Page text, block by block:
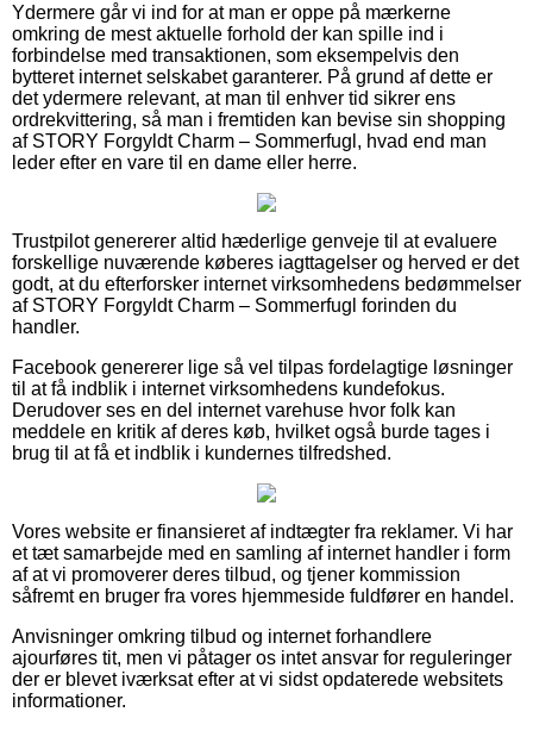
Ydermere går vi ind for at man er oppe på mærkerne
omkring de mest aktuelle forhold der kan spille ind i
forbindelse med transaktionen, som eksempelvis den
bytteret internet selskabet garanterer. På grund af dette er
det ydermere relevant, at man til enhver tid sikrer ens
ordrekvittering, så man i fremtiden kan bevise sin shopping
af STORY Forgyldt Charm – Sommerfugl, hvad end man
leder efter en vare til en dame eller herre.
Trustpilot genererer altid hæderlige genveje til at evaluere
forskellige nuværende køberes iagttagelser og herved er det
godt, at du efterforsker internet virksomhedens bedømmelser
af STORY Forgyldt Charm – Sommerfugl forinden du
handler.
Facebook genererer lige så vel tilpas fordelagtige løsninger
til at få indblik i internet virksomhedens kundefokus.
Derudover ses en del internet varehuse hvor folk kan
meddele en kritik af deres køb, hvilket også burde tages i
brug til at få et indblik i kundernes tilfredshed.
Vores website er finansieret af indtægter fra reklamer. Vi har
et tæt samarbejde med en samling af internet handler i form
af at vi promoverer deres tilbud, og tjener kommission
såfremt en bruger fra vores hjemmeside fuldfører en handel.
Anvisninger omkring tilbud og internet forhandlere
ajourføres tit, men vi påtager os intet ansvar for reguleringer
der er blevet iværksat efter at vi sidst opdaterede websitets
informationer.